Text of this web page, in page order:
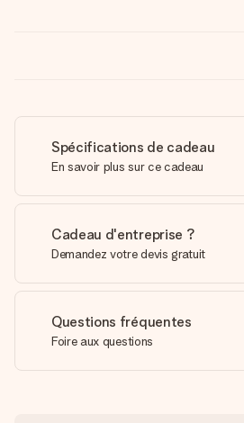
Spécifications de cadeau
En savoir plus sur ce cadeau
Cadeau d'entreprise ?
Demandez votre devis gratuit
Questions fréquentes
Foire aux questions